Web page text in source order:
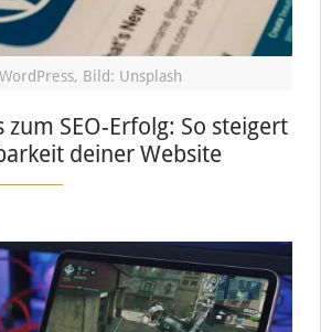
WordPress, Bild: Unsplash
zum SEO-Erfolg: So steigert
deiner Website